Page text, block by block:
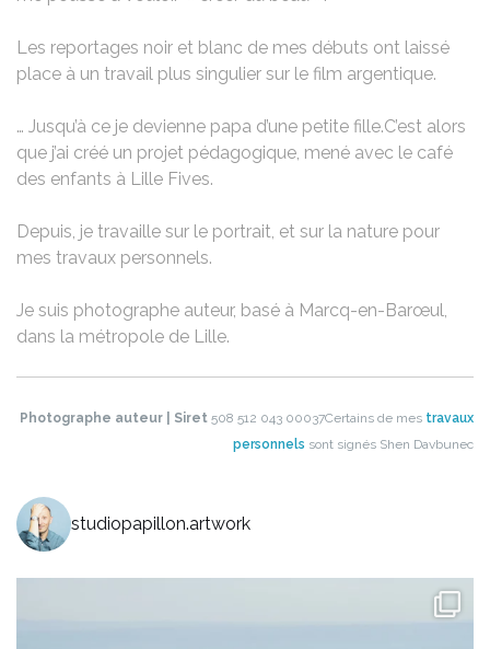
​Les reportages noir et blanc de mes débuts ont laissé
place à un travail plus singulier sur le film argentique. ​
… Jusqu’à ce je devienne papa d’une petite fille.​C’est alors
que j’ai créé un projet pédagogique, mené avec le café
des enfants à Lille Fives.​
Depuis, je travaille sur le portrait, et sur la nature pour
mes travaux personnels.
Je suis photographe auteur, basé à Marcq-en-Barœul,
dans la métropole de Lille.
Photographe auteur | Siret 508 512 043 00037Certains de mes travaux
personnels sont signés Shen Davbunec
studiopapillon.artwork